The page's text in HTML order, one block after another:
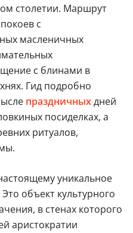
столетии. Маршрут
с
масленичных
с блинами в
Гид подробно
праздничныхдней
посиделках, а
ритуалов,
уникальное
объект культурного
в стенах которого
аристократии